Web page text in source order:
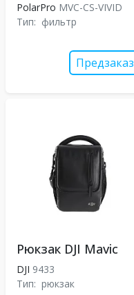
PolarPro MVC-CS-VIVID
Тип: фильтр
Предзаказ
Рюкзак DJI Mavic
DJI 9433
Тип: рюкзак